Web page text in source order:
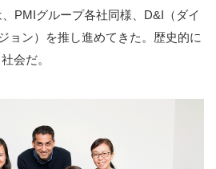
PMIグループ各社同様、D&I（ダイ
ョン）を推し進めてきた。歴史的に
会だ。